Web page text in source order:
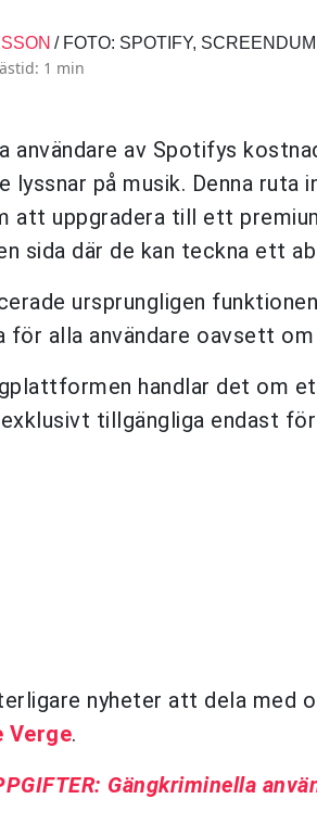
/ FOTO: SPOTIFY,
1 min
användare av Spotifys
lyssnar på musik. Denna
att uppgradera till ett
sida där de kan teckna ett
ursprungligen
för alla användare oavsett
handlar det om
tillgängliga endast för
nyheter att dela med
Verge.
Gängkriminella